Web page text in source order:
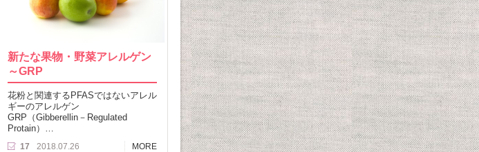
新たな果物・野菜アレルゲン
～GRP
花粉と関連するPFASではないアレル
ギーのアレルゲン
GRP（Gibberellin－Regulated
Protain）…
17 2018.07.26 MORE